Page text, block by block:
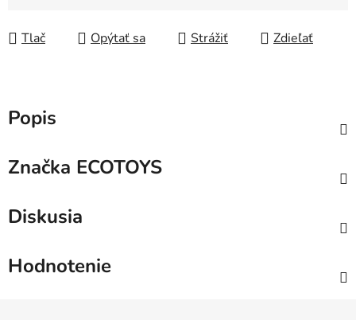
Tlač Opýtať sa Strážiť Zdieľať
Popis
Značka ECOTOYS
Diskusia
Hodnotenie